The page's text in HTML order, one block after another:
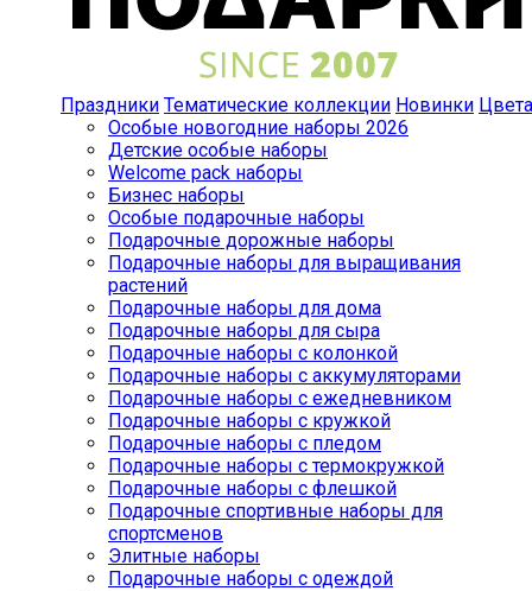
Праздники Тематические коллекции Новинки Цвета
Особые новогодние наборы 2026
Детские особые наборы
Welcome pack наборы
Бизнес наборы
Особые подарочные наборы
Подарочные дорожные наборы
Подарочные наборы для выращивания
растений
Подарочные наборы для дома
Подарочные наборы для сыра
Подарочные наборы с колонкой
Подарочные наборы с аккумуляторами
Подарочные наборы с ежедневником
Подарочные наборы с кружкой
Подарочные наборы с пледом
Подарочные наборы с термокружкой
Подарочные наборы с флешкой
Подарочные спортивные наборы для
спортсменов
Элитные наборы
Подарочные наборы с одеждой